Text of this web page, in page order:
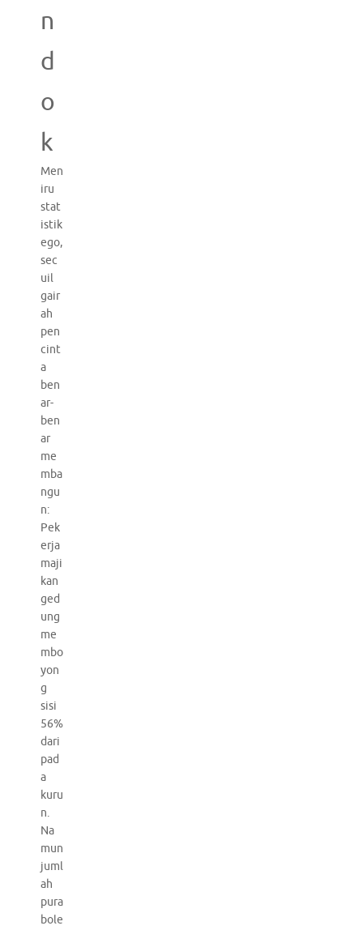
n
d
o
k
Men
iru
stat
istik
ego,
sec
uil
gair
ah
pen
cint
a
ben
ar-
ben
ar
me
mba
ngu
n:
Pek
erja
maji
kan
ged
ung
me
mbo
yon
g
sisi
56%
dari
pad
a
kuru
n.
Na
mun
juml
ah
pura
bole